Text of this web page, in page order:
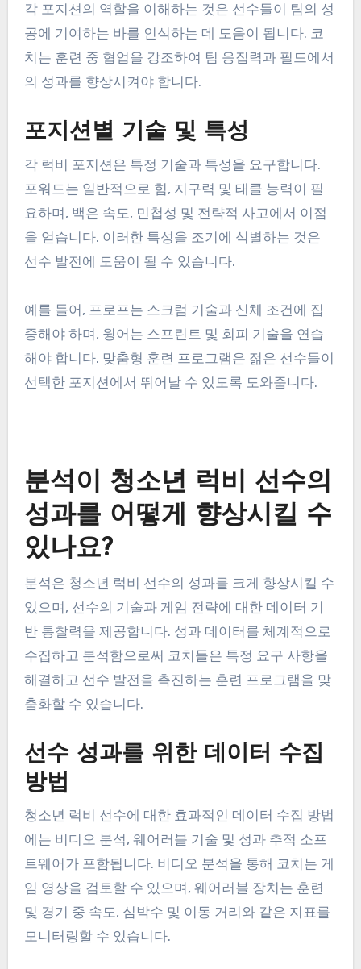
각 포지션의 역할을 이해하는 것은 선수들이 팀의 성
공에 기여하는 바를 인식하는 데 도움이 됩니다. 코
치는 훈련 중 협업을 강조하여 팀 응집력과 필드에서
의 성과를 향상시켜야 합니다.
포지션별 기술 및 특성
각 럭비 포지션은 특정 기술과 특성을 요구합니다.
포워드는 일반적으로 힘, 지구력 및 태클 능력이 필
요하며, 백은 속도, 민첩성 및 전략적 사고에서 이점
을 얻습니다. 이러한 특성을 조기에 식별하는 것은
선수 발전에 도움이 될 수 있습니다.
예를 들어, 프로프는 스크럼 기술과 신체 조건에 집
중해야 하며, 윙어는 스프린트 및 회피 기술을 연습
해야 합니다. 맞춤형 훈련 프로그램은 젊은 선수들이
선택한 포지션에서 뛰어날 수 있도록 도와줍니다.
분석이 청소년 럭비 선수의
성과를 어떻게 향상시킬 수
있나요?
분석은 청소년 럭비 선수의 성과를 크게 향상시킬 수
있으며, 선수의 기술과 게임 전략에 대한 데이터 기
반 통찰력을 제공합니다. 성과 데이터를 체계적으로
수집하고 분석함으로써 코치들은 특정 요구 사항을
해결하고 선수 발전을 촉진하는 훈련 프로그램을 맞
춤화할 수 있습니다.
선수 성과를 위한 데이터 수집
방법
청소년 럭비 선수에 대한 효과적인 데이터 수집 방법
에는 비디오 분석, 웨어러블 기술 및 성과 추적 소프
트웨어가 포함됩니다. 비디오 분석을 통해 코치는 게
임 영상을 검토할 수 있으며, 웨어러블 장치는 훈련
및 경기 중 속도, 심박수 및 이동 거리와 같은 지표를
모니터링할 수 있습니다.